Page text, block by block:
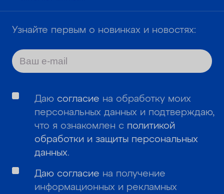
Узнайте первым о новинках и новостях:
Даю согласие на обработку моих
персональных данных и подтверждаю,
что я ознакомлен с политикой
обработки и защиты персональных
данных.
Даю согласие на получение
информационных и рекламных